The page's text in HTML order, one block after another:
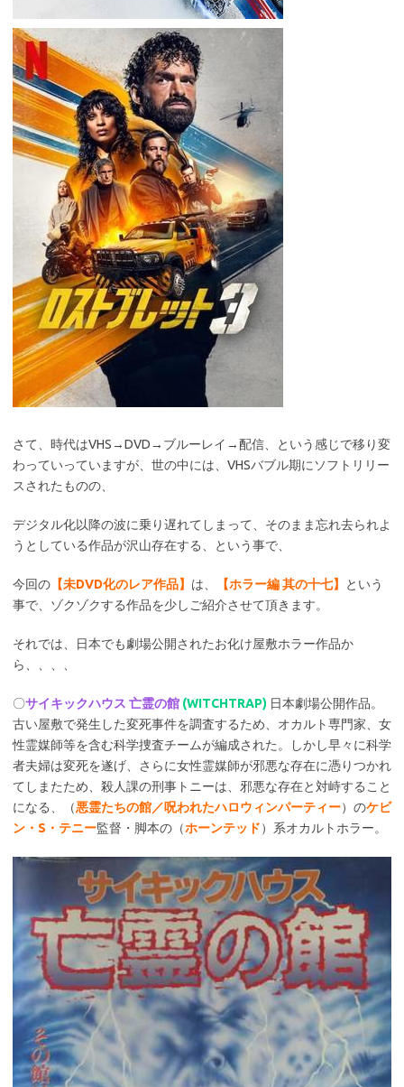
さて、時代はVHS→DVD→ブルーレイ→配信、という感じで移り変
わっていっていますが、世の中には、VHSバブル期にソフトリリー
スされたものの、
デジタル化以降の波に乗り遅れてしまって、そのまま忘れ去られよ
うとしている作品が沢山存在する、という事で、
今回の 【未DVD化のレア作品】 は、 【ホラー編 其の十七】
という
事で、ゾクゾクする作品を少しご紹介させて頂きます。
それでは、日本でも劇場公開されたお化け屋敷ホラー作品か
ら、、、、
〇サイキックハウス 亡霊の館 (WITCHTRAP) 日本劇場公開作品。
古い屋敷で発生した変死事件を調査するため、オカルト専門家、女
性霊媒師等を含む科学捜査チームが編成された。しかし早々に科学
者夫婦は変死を遂げ、さらに女性霊媒師が邪悪な存在に憑りつかれ
てしまたため、殺人課の刑事トニーは、邪悪な存在と対峙すること
になる、（悪霊たちの館／呪われたハロウィンパーティー）のケビ
ン・S・テニー監督・脚本の（ホーンテッド）系オカルトホラー。